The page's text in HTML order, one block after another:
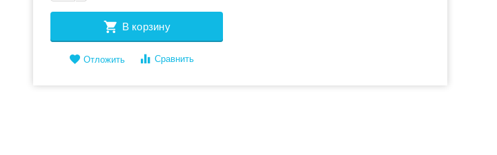
В корзину
Отложить Сравнить